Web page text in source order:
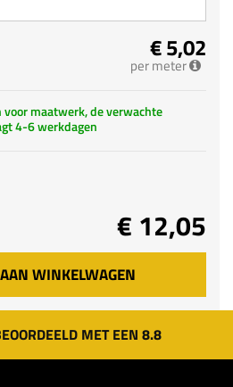
€ 5,02
per meter
voor maatwerk, de verwachte
4-6 werkdagen
€ 12,05
WINKELWAGEN
MET EEN 8.8